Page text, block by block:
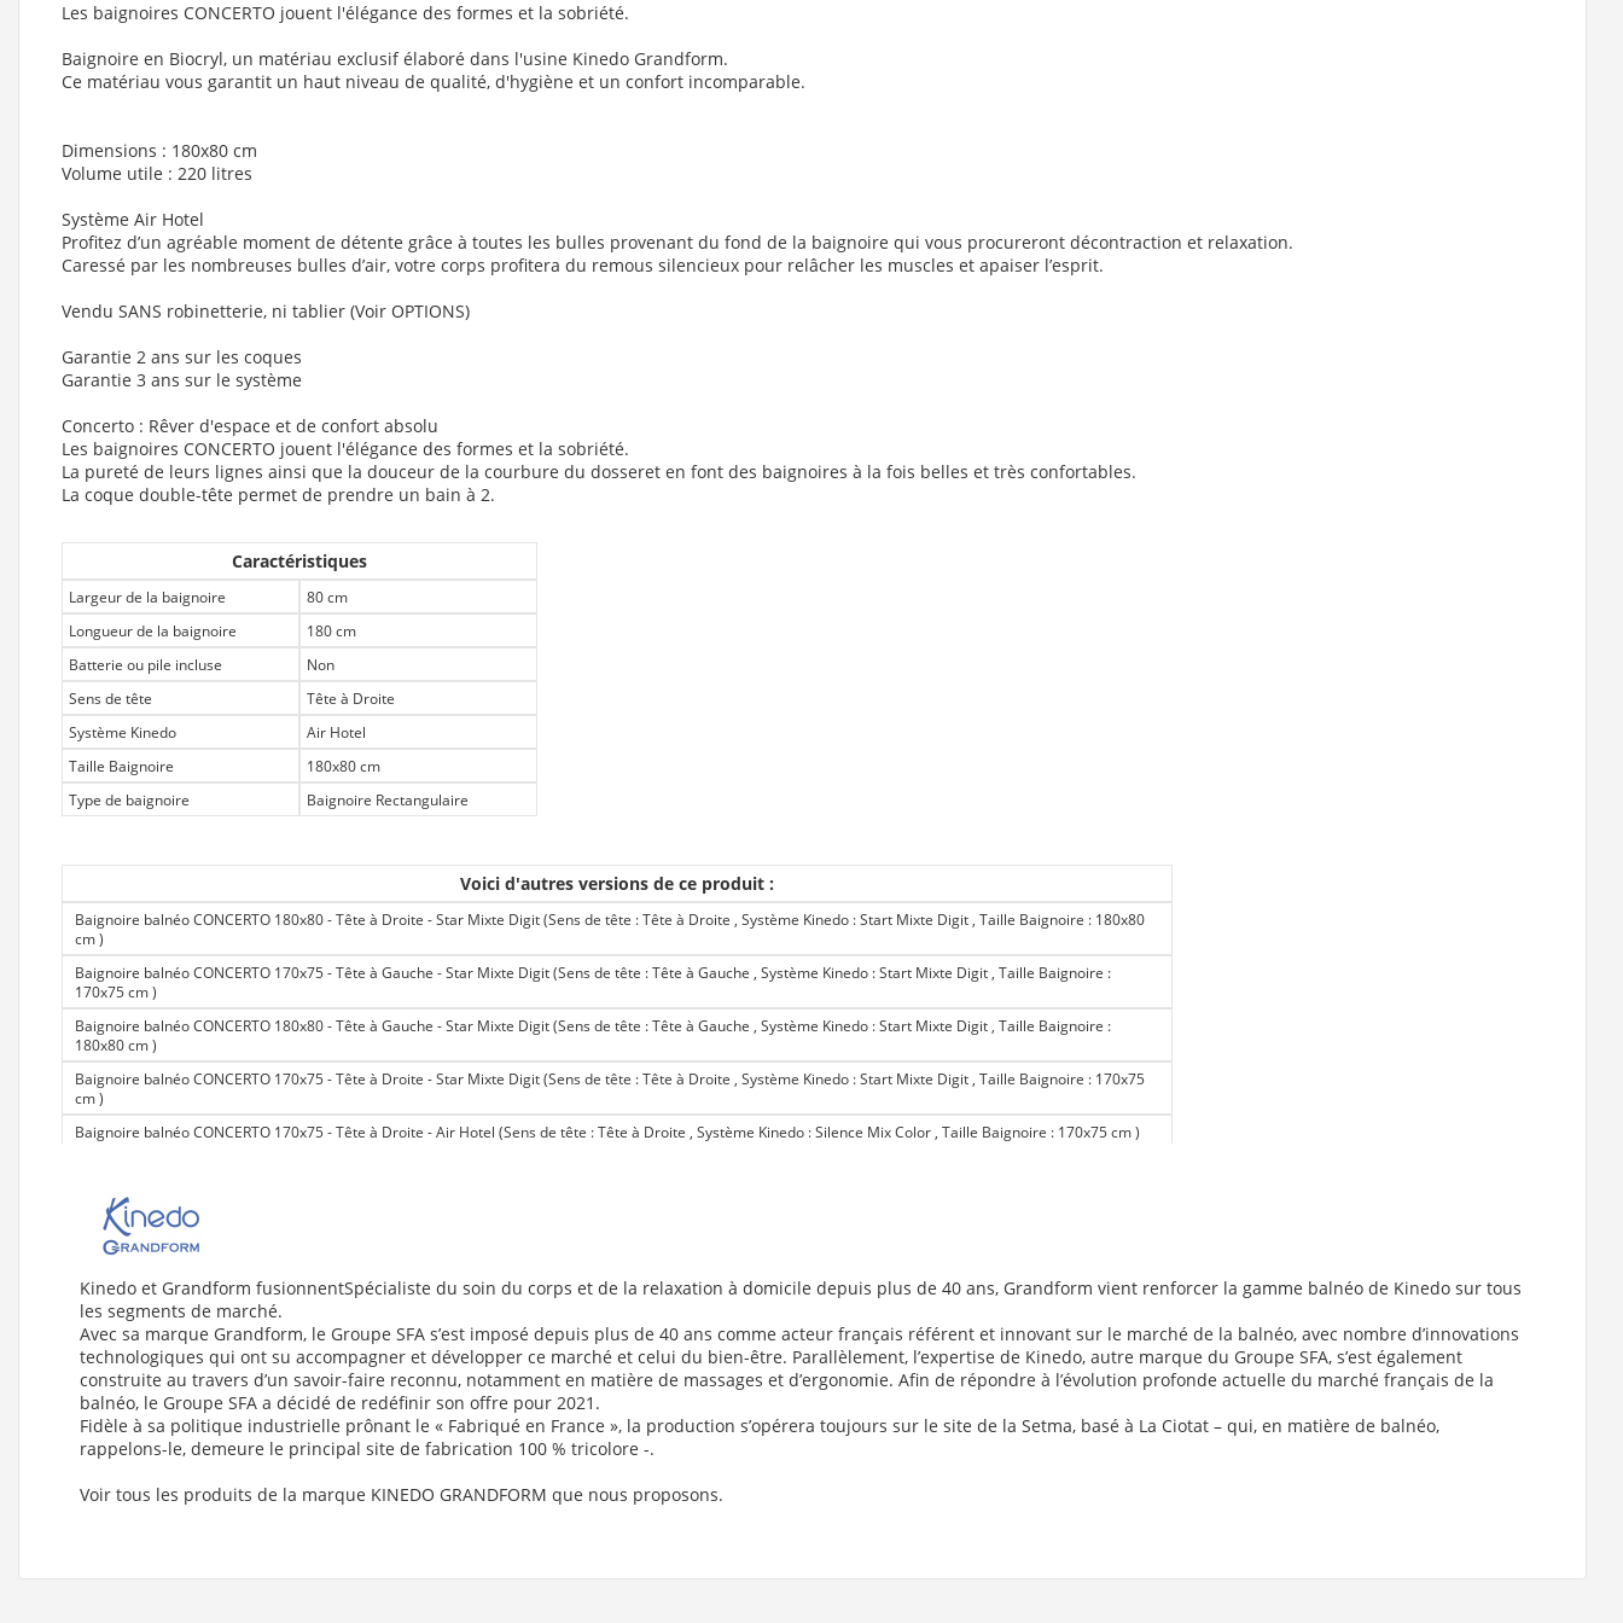
Les baignoires CONCERTO jouent l'élégance des formes et la sobriété.
Baignoire en Biocryl, un matériau exclusif élaboré dans l'usine Kinedo Grandform.
Ce matériau vous garantit un haut niveau de qualité, d'hygiène et un confort incomparable.
Dimensions : 180x80 cm
Volume utile : 220 litres
Système Air Hotel
Profitez d’un agréable moment de détente grâce à toutes les bulles provenant du fond de la baignoire qui vous procureront décontraction et relaxation.
Caressé par les nombreuses bulles d’air, votre corps profitera du remous silencieux pour relâcher les muscles et apaiser l’esprit.
Vendu SANS robinetterie, ni tablier (Voir OPTIONS)
Garantie 2 ans sur les coques
Garantie 3 ans sur le système
Concerto : Rêver d'espace et de confort absolu
Les baignoires CONCERTO jouent l'élégance des formes et la sobriété.
La pureté de leurs lignes ainsi que la douceur de la courbure du dosseret en font des baignoires à la fois belles et très confortables.
La coque double-tête permet de prendre un bain à 2.
Caractéristiques
Largeur de la baignoire
80 cm
Longueur de la baignoire
180 cm
Batterie ou pile incluse
Non
Sens de tête
Tête à Droite
Système Kinedo
Air Hotel
Taille Baignoire
180x80 cm
Type de baignoire
Baignoire Rectangulaire
Voici d'autres versions de ce produit :
Baignoire balnéo CONCERTO 180x80 - Tête à Droite - Star Mixte Digit (Sens de tête : Tête à Droite , Système Kinedo : Start Mixte Digit , Taille Baignoire : 180x80
cm)
Baignoire balnéo CONCERTO 170x75 - Tête à Gauche - Star Mixte Digit (Sens de tête : Tête à Gauche , Système Kinedo : Start Mixte Digit , Taille Baignoire :
170x75 cm)
Baignoire balnéo CONCERTO 180x80 - Tête à Gauche - Star Mixte Digit (Sens de tête : Tête à Gauche , Système Kinedo : Start Mixte Digit , Taille Baignoire :
180x80 cm)
Baignoire balnéo CONCERTO 170x75 - Tête à Droite - Star Mixte Digit (Sens de tête : Tête à Droite , Système Kinedo : Start Mixte Digit , Taille Baignoire : 170x75
cm)
Baignoire balnéo CONCERTO 170x75 - Tête à Droite - Air Hotel (Sens de tête : Tête à Droite , Système Kinedo : Silence Mix Color , Taille Baignoire : 170x75 cm)
Baignoire balnéo CONCERTO 180x80 - Tête à Gauche - Air Hotel (Sens de tête : Tête à Gauche , Système Kinedo : Air Hotel , Taille Baignoire : 180x80 cm
Baignoire balnéo CONCERTO 190x90 - Tête à Droite - Air Hotel (Sens de tête : Tête à Droite , Système Kinedo : Air Hotel , Taille Baignoire : 190x90 cm
Baignoire balnéo CONCERTO 200x95 - Tête à Droite - Air Hotel (Sens de tête : Tête à Droite , Système Kinedo : Air Hotel , Taille Baignoire : 200x95 cm)
Baignoire balnéo CONCERTO 190x90 - Tête à Gauche - Air Hotel (Sens de tête : Tête à Gauche , Système Kinedo : Air Hotel , Taille Baignoire : 190x90 cm
Baignoire balnéo CONCERTO 200x95 - Tête à Gauche - Air Hotel (Sens de tête : Tête à Gauche , Système Kinedo : Air Hotel , Taille Baignoire : 200x95 cm)
Baignoire balnéo CONCERTO 170x75 - Tête à Droite - Vitalité (Sens de tête : Tête à Droite , Système Kinedo : Vitalité , Taille Baignoire : 170x75 cm
Baignoire balnéo CONCERTO 180x80 - Tête à Droite - Vitalité (Sens de tête : Tête à Droite , Système Kinedo : Vitalité , Taille Baignoire : 180x80 cm)
Baignoire balnéo CONCERTO 170x75 - Tête à Gauche - Vitalité (Sens de tête : Tête à Gauche , Système Kinedo : Vitalité , Taille Baignoire : 170x75 cm
Baignoire balnéo CONCERTO 180x80 - Tête à Gauche - Vitalité (Sens de tête : Tête à Gauche , Système Kinedo : Vitalité , Taille Baignoire : 180x80 cm
Kinedo et Grandform fusionnentSpécialiste du soin du corps et de la relaxation à domicile depuis plus de 40 ans, Grandform vient renforcer la gamme balnéo de Kinedo sur tous
les segments de marché.
Avec sa marque Grandform, le Groupe SFA s’est imposé depuis plus de 40 ans comme acteur français référent et innovant sur le marché de la balnéo, avec nombre d’innovations
technologiques qui ont su accompagner et développer ce marché et celui du bien-être. Parallèlement, l’expertise de Kinedo, autre marque du Groupe SFA, s’est également
construite au travers d’un savoir-faire reconnu, notamment en matière de massages et d’ergonomie. Afin de répondre à l’évolution profonde actuelle du marché français de la
balnéo, le Groupe SFA a décidé de redéfinir son offre pour 2021.
Fidèle à sa politique industrielle prônant le « Fabriqué en France », la production s’opérera toujours sur le site de la Setma, basé à La Ciotat – qui, en matière de balnéo,
rappelons-le, demeure le principal site de fabrication 100 % tricolore -.
Voir tous les produits de la marque KINEDO GRANDFORM que nous proposons.